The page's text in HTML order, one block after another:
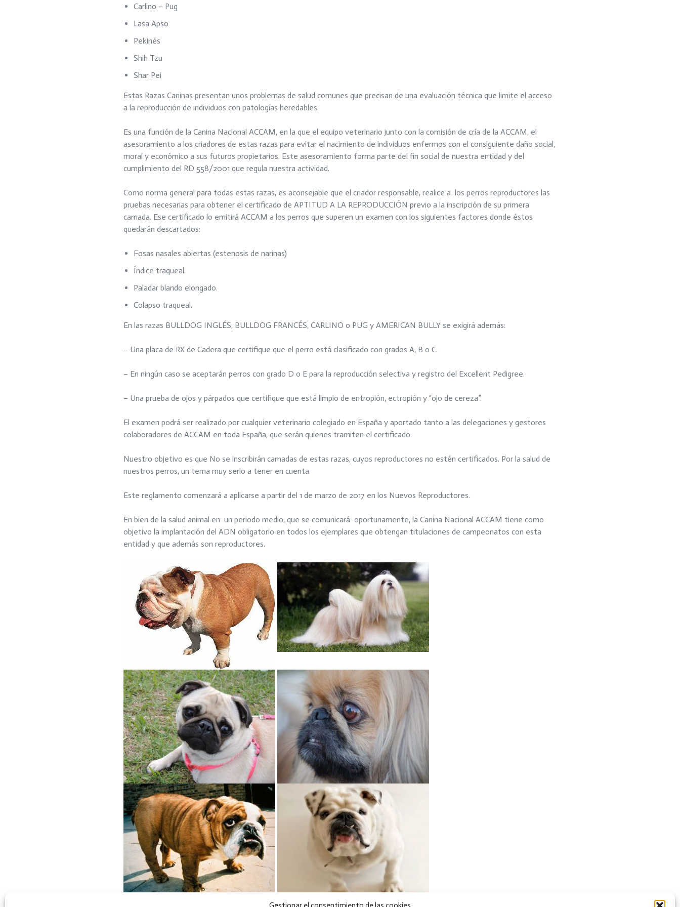
Carlino – Pug
Lasa Apso
Pekinés
Shih Tzu
Shar Pei
Estas Razas Caninas presentan unos problemas de salud comunes que precisan de una evaluación técnica que limite el acceso
a la reproducción de individuos con patologías heredables.
Es una función de la Canina Nacional ACCAM, en la que el equipo veterinario junto con la comisión de cría de la ACCAM, el
asesoramiento a los criadores de estas razas para evitar el nacimiento de individuos enfermos con el consiguiente daño social,
moral y económico a sus futuros propietarios. Este asesoramiento forma parte del fin social de nuestra entidad y del
cumplimiento del RD 558/2001 que regula nuestra actividad.
Como norma general para todas estas razas, es aconsejable que el criador responsable, realice a los perros reproductores las
pruebas necesarias para obtener el certificado de APTITUD A LA REPRODUCCIÓN previo a la inscripción de su primera
camada. Ese certificado lo emitirá ACCAM a los perros que superen un examen con los siguientes factores donde éstos
quedarán descartados:
Fosas nasales abiertas (estenosis de narinas)
Índice traqueal.
Paladar blando elongado.
Colapso traqueal.
En las razas BULLDOG INGLÉS, BULLDOG FRANCÉS, CARLINO o PUG y AMERICAN BULLY se exigirá además:
– Una placa de RX de Cadera que certifique que el perro está clasificado con grados A, B o C.
– En ningún caso se aceptarán perros con grado D o E para la reproducción selectiva y registro del Excellent Pedigree.
– Una prueba de ojos y párpados que certifique que está limpio de entropión, ectropión y “ojo de cereza”.
El examen podrá ser realizado por cualquier veterinario colegiado en España y aportado tanto a las delegaciones y gestores
colaboradores de ACCAM en toda España, que serán quienes tramiten el certificado.
Nuestro objetivo es que No se inscribirán camadas de estas razas, cuyos reproductores no estén certificados. Por la salud de
nuestros perros, un tema muy serio a tener en cuenta.
Este reglamento comenzará a aplicarse a partir del 1 de marzo de 2017 en los Nuevos Reproductores.
En bien de la salud animal en un periodo medio, que se comunicará oportunamente, la Canina Nacional ACCAM tiene como
objetivo la implantación del ADN obligatorio en todos los ejemplares que obtengan titulaciones de campeonatos con esta
entidad y que además son reproductores.